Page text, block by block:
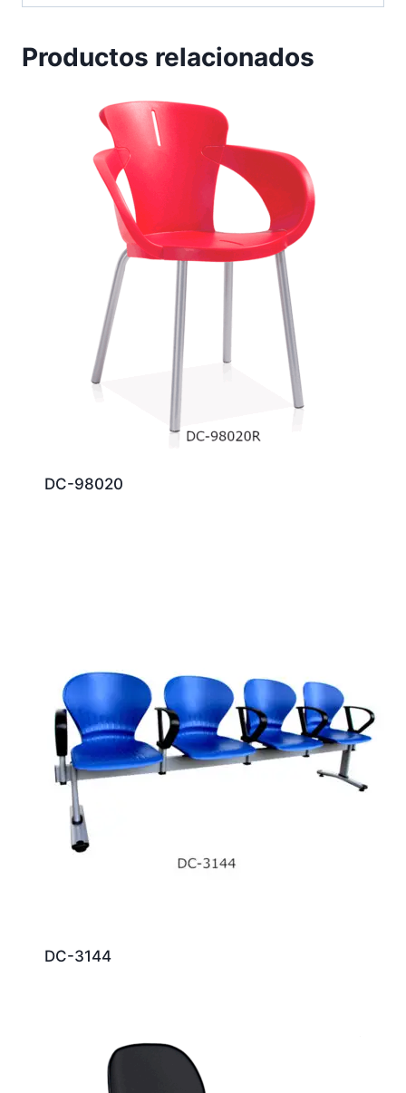
Productos relacionados
DC-98020
DC-3144